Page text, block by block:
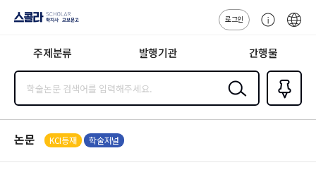
지사·교보문고
로그인
센
주제분류 발행기관 간행물
검색
즐겨찾
기0
논문 KCI등재 학술저널